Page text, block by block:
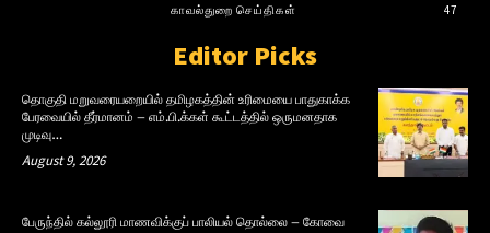
காவல்துறை செய்திகள்
47
Editor Picks
தொகுதி மறுவரையறையில் தமிழகத்தின் உரிமையை பாதுகாக்க
பேரவையில் தீர்மானம் – எம்.பி.க்கள் கூட்டத்தில் ஒருமனதாக
முடிவு…
August 9, 2026
பேருந்தில் கல்லூரி மாணவிக்குப் பாலியல் தொல்லை – கோவை